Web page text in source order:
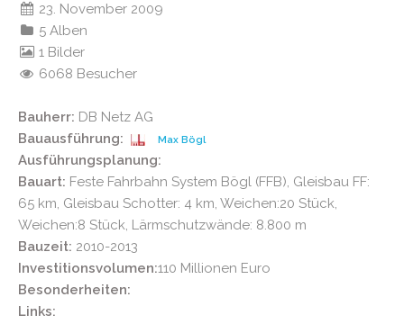
23. November 2009
5 Alben
1 Bilder
6068 Besucher
Bauherr: DB Netz AG
Bauausführung:
Max Bögl
Ausführungsplanung:
Bauart: Feste Fahrbahn System Bögl (FFB), Gleisbau FF:
65 km, Gleisbau Schotter: 4 km, Weichen:20 Stück,
Weichen:8 Stück, Lärmschutzwände: 8.800 m
Bauzeit: 2010-2013
Investitionsvolumen:110 Mil­lio­nen Euro
Besonderheiten:
Links: